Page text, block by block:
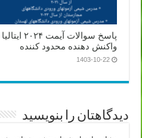
واکنش دهنده محدود کننده
1403-10-22
دیدگاهتان را بنویسید